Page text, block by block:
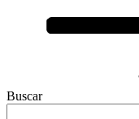
Buscar